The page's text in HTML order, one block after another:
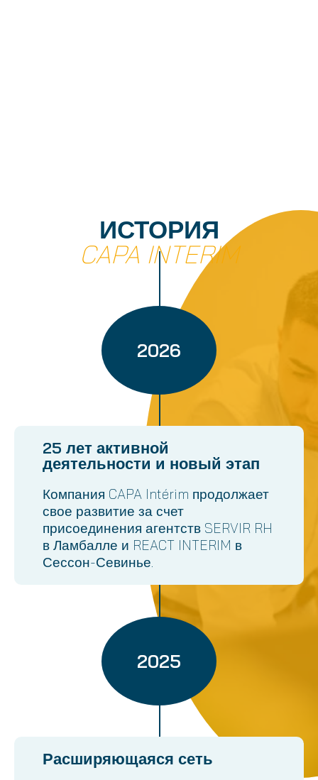
ИСТОРИЯ
CAPA INTERIM
2026
25 лет активной
деятельности и новый этап
Компания CAPA Intérim продолжает
свое развитие за счет
присоединения агентств SERVIR RH
в Ламбалле и REACT INTERIM в
Сессон-Севинье.
Расширяющаяся сеть
2025